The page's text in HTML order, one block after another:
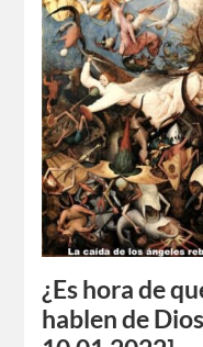
¿Es hora de
hablen de